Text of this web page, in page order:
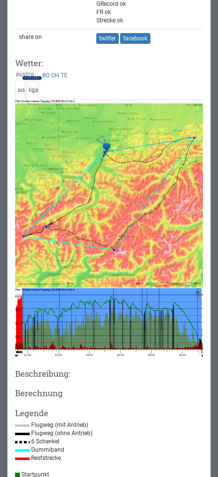
GRecord ok
FR ok
Strecke ok
share on twitter facebook
Wetter:
BO OH TE
sis liga
Beschreibung:
Berechnung
Legende
Flugweg (mit Antrieb)
Flugweg (ohne Antrieb)
6 Schenkel
Gummiband
Reststrecke
Startpunkt